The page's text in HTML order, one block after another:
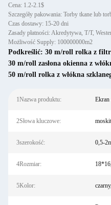
Cena: 1.2-2.1$
Szczegóły pakowania: Torby tkane lub
Czas dostawy: 15-20 dni
Zasady płatności: Akredytywa, T/T,
Możliwość Supply: 100000000m2
Podkreślić: 30 m/roll rolka z
30 m/roll zasłona okienna z
50 m/roll rolka z włókna
1Nazwa produktu: Ekran
2Słowa kluczowe:
3szerokość: 0,5-
4Rozmiar:
5Kolor: